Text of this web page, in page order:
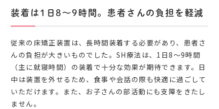
装着は1日8〜9時間。患者さんの負担を軽減
従来の床矯正装置は、長時間装着する必要があり、患者さ
んの負担が大きいものでした。SH療法は、1日8〜9時間
（主に就寝時間）の装着で十分な効果が期待できます。日
中は装置を外せるため、食事や会話の際も快適に過ごして
いただけます。また、お子さんの部活動にも支障をきたし
ません。